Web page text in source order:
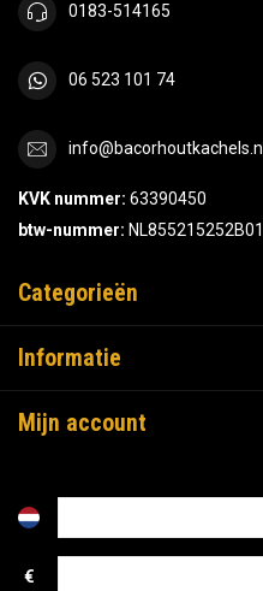
0183-514165
06 523 101 74
info@bacorhoutkachels.nl
KVK nummer: 63390450
btw-nummer: NL855215252B01
Categorieën
Informatie
Mijn account
€